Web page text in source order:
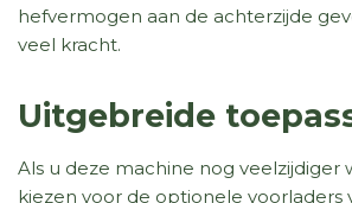
hefvermogen aan de achterzijde
veel kracht.
Uitgebreide
Als u deze machine nog veelzijdiger
kiezen voor de optionele voorladers